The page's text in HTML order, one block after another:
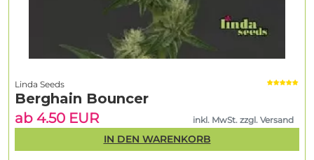
Linda Seeds
Berghain Bouncer
ab 4.50 EUR
inkl. MwSt. zzgl. Versand
IN DEN WARENKORB